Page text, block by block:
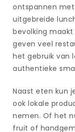
ontspannen
uitgebreide
bevolking
geven veel
het gebruik van
authentieke
Naast eten kun
ook lokale
nemen. Of het
fruit of